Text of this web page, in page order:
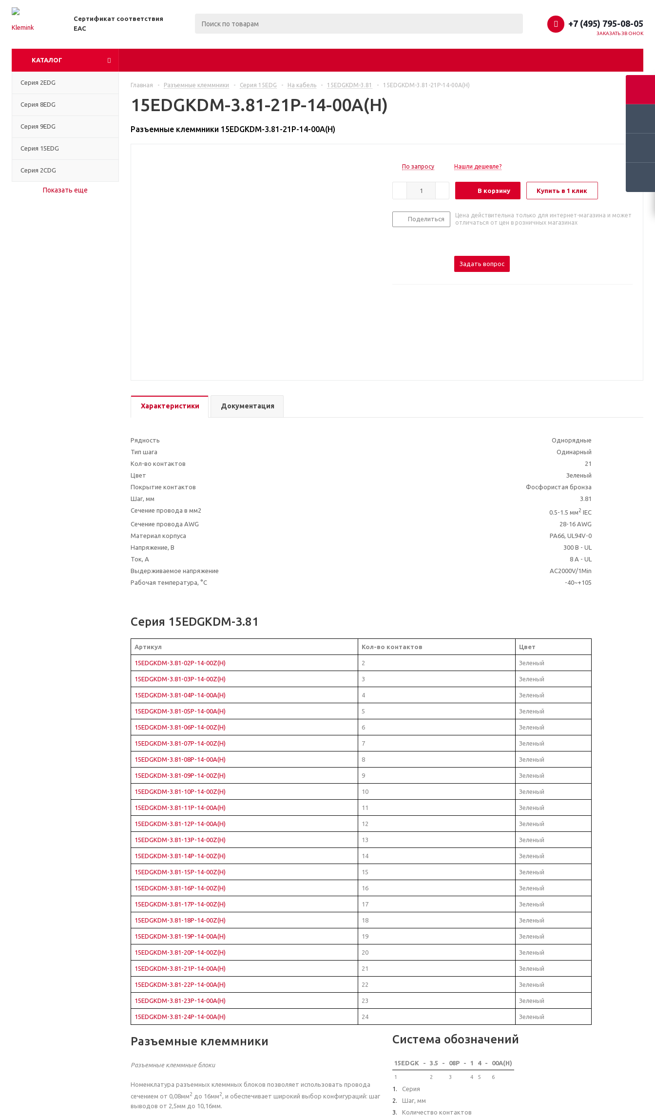
Сертификат соответствия
EAC
+7 (495) 795-08-05
ЗАКАЗАТЬ ЗВОНОК
КАТАЛОГ
Серия 2EDG
Серия 8EDG
Серия 9EDG
Серия 15EDG
Серия 2CDG
Показать еще
Главная - Разъемные клеммники - Серия 15EDG - На кабель - 15EDGKDM-3.81 - 15EDGKDM-3.81-21P-14-00A(H)
15EDGKDM-3.81-21P-14-00A(H)
Разъемные клеммники 15EDGKDM-3.81-21P-14-00A(H)
По запросу Нашли дешевле?
В корзину Купить в 1 клик
Поделиться
Цена действительна только для интернет-магазина и может
отличаться от цен в розничных магазинах
Задать вопрос
Характеристики Документация
Рядность
Однорядные
Тип шага
Одинарный
Кол-во контактов
21
Цвет
Зеленый
Покрытие контактов
Фосфористая бронза
Шаг, мм
3.81
Сечение провода в мм2
0.5-1.5 мм2 IEC
Сечение провода AWG
28-16 AWG
Материал корпуса
PA66, UL94V-0
Напряжение, В
300 В - UL
Ток, А
8 A - UL
Выдерживаемое напряжение
AC2000V/1Min
Рабочая температура, °C
-40~+105
Серия 15EDGKDM-3.81
Артикул Кол-во контактов Цвет
15EDGKDM-3.81-02P-14-00Z(H) 2 Зеленый
15EDGKDM-3.81-03P-14-00Z(H) 3 Зеленый
15EDGKDM-3.81-04P-14-00A(H) 4 Зеленый
15EDGKDM-3.81-05P-14-00A(H) 5 Зеленый
15EDGKDM-3.81-06P-14-00Z(H) 6 Зеленый
15EDGKDM-3.81-07P-14-00Z(H) 7 Зеленый
15EDGKDM-3.81-08P-14-00A(H) 8 Зеленый
15EDGKDM-3.81-09P-14-00Z(H) 9 Зеленый
15EDGKDM-3.81-10P-14-00Z(H) 10 Зеленый
15EDGKDM-3.81-11P-14-00A(H) 11 Зеленый
15EDGKDM-3.81-12P-14-00A(H) 12 Зеленый
15EDGKDM-3.81-13P-14-00Z(H) 13 Зеленый
15EDGKDM-3.81-14P-14-00Z(H) 14 Зеленый
15EDGKDM-3.81-15P-14-00Z(H) 15 Зеленый
15EDGKDM-3.81-16P-14-00Z(H) 16 Зеленый
15EDGKDM-3.81-17P-14-00Z(H) 17 Зеленый
15EDGKDM-3.81-18P-14-00Z(H) 18 Зеленый
15EDGKDM-3.81-19P-14-00A(H) 19 Зеленый
15EDGKDM-3.81-20P-14-00Z(H) 20 Зеленый
15EDGKDM-3.81-21P-14-00A(H) 21 Зеленый
15EDGKDM-3.81-22P-14-00A(H) 22 Зеленый
15EDGKDM-3.81-23P-14-00A(H) 23 Зеленый
15EDGKDM-3.81-24P-14-00A(H) 24 Зеленый
Разъемные клеммники
Разъемные клеммные блоки
Номенклатура разъемных клеммных блоков позволяет использовать провода
сечением от 0,08мм2 до 16мм2, и обеспечивает широкий выбор конфигураций: шаг
выводов от 2,5мм до 10,16мм.
Система обозначений
15EDGK - 3.5 - 08P - 1 4 - 00A(H)
1 2 3 4 5 6
Серия
Шаг, мм
Количество контактов